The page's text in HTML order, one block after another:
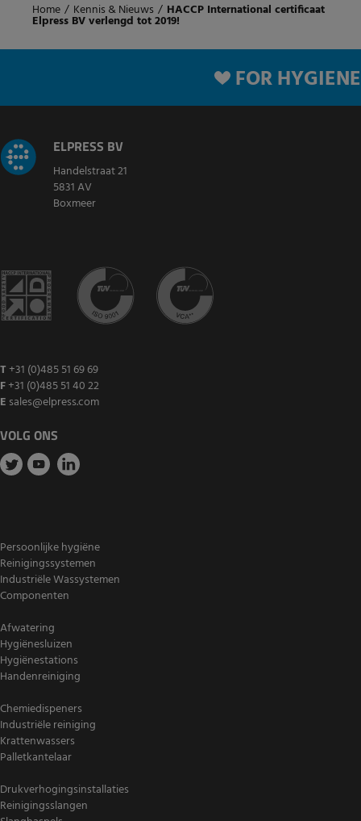
Home / Kennis & Nieuws / HACCP International certificaat
Elpress BV verlengd tot 2019!
FOR HYGIENE
ELPRESS BV
Handelstraat 21
5831 AV
Boxmeer
T +31 (0)485 51 69 69
F+31 (0)485 51 40 22
E sales@elpress.com
VOLG ONS
Persoonlijke hygiëne
Reinigingssystemen
Industriële Wassystemen
Componenten
Afwatering
Hygiënesluizen
Hygiënestations
Handenreiniging
Chemiedispeners
Industriële reiniging
Krattenwassers
Palletkantelaar
Drukverhogingsinstallaties
Reinigingsslangen